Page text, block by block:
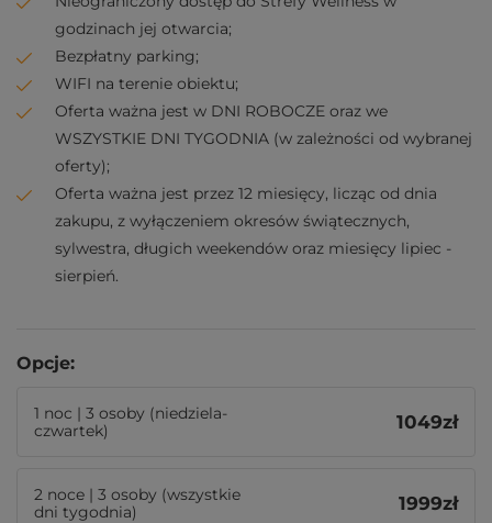
godzinach jej otwarcia;
Bezpłatny parking;
WIFI na terenie obiektu;
Oferta ważna jest w DNI ROBOCZE oraz we
WSZYSTKIE DNI TYGODNIA (w zależności od wybranej
oferty);
Oferta ważna jest przez 12 miesięcy, licząc od dnia
zakupu, z wyłączeniem okresów świątecznych,
sylwestra, długich weekendów oraz miesięcy lipiec -
sierpień.
Opcje:
1 noc | 3 osoby (niedziela-
czwartek)
1049zł
2 noce | 3 osoby (wszystkie
dni tygodnia)
1999zł